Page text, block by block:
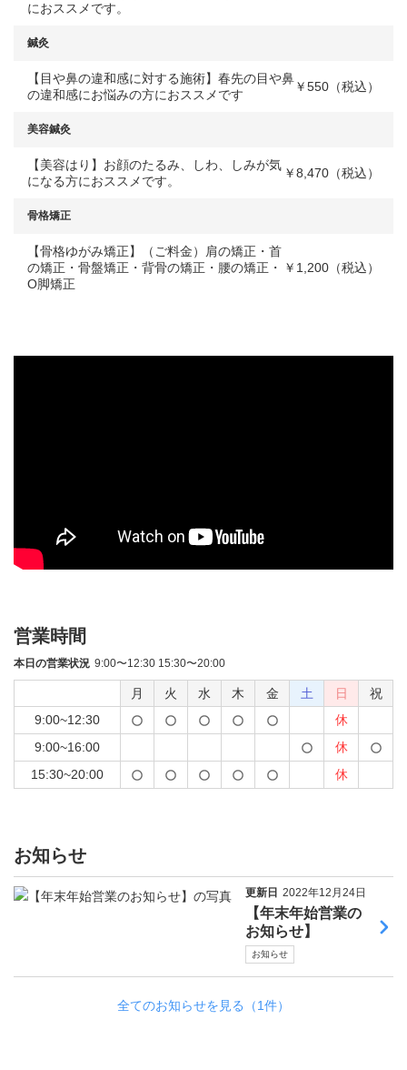
におススメです。
鍼灸
【目や鼻の違和感に対する施術】春先の目や鼻
の違和感にお悩みの方におススメです
￥550（税込）
美容鍼灸
【美容はり】お顔のたるみ、しわ、しみが気
になる方におススメです。
￥8,470（税込）
骨格矯正
【骨格ゆがみ矯正】（ご料金）肩の矯正・首
の矯正・骨盤矯正・背骨の矯正・腰の矯正・
O脚矯正
￥1,200（税込）
営業時間
本日の営業状況 9:00〜12:30 15:30〜20:00
月 火 水 木 金 土 日
祝
9:00~12:30
休
9:00~16:00
休
15:30~20:00
休
お知らせ
更新日 2022年12月24日
【年末年始営業の
お知らせ】
お知らせ
全てのお知らせを見る（1件）